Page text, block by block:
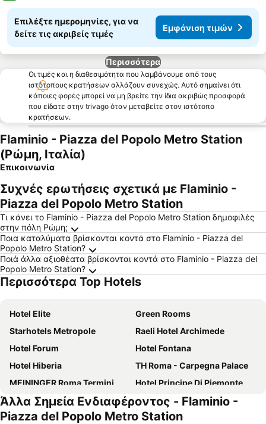
Επιλέξτε ημερομηνίες, για να
δείτε τις ακριβείς τιμές
Εμφάνιση τιμών
Περισσότερα
Οι τιμές και η διαθεσιμότητα που λαμβάνουμε από τους
ιστότοπους κρατήσεων αλλάζουν συνεχώς. Αυτό σημαίνει ότι
κάποιες φορές μπορεί να μη βρείτε την ίδια ακριβώς προσφορά
που είδατε στην trivago όταν μεταβείτε στον ιστότοπο
κρατήσεων.
Flaminio - Piazza del Popolo Metro Station
(Ρώμη, Ιταλία)
Επικοινωνία
Συχνές ερωτήσεις σχετικά με Flaminio -
Piazza del Popolo Metro Station
Τι κάνει το Flaminio - Piazza del Popolo Metro Station δημοφιλές
στην πόλη Ρώμη;
Ποια καταλύματα βρίσκονται κοντά στο Flaminio - Piazza del
Popolo Metro Station?
Ποιά άλλα αξιοθέατα βρίσκονται κοντά στο Flaminio - Piazza del
Popolo Metro Station?
Περισσότερα Top Hotels
Hotel Elite
Green Rooms
Starhotels Metropole
Raeli Hotel Archimede
Hotel Forum
Hotel Fontana
Hotel Hiberia
TH Roma - Carpegna Palace
MEININGER Roma Termini
Hotel Principe Di Piemonte
Hotel Gioberti
Augusta Lucilla Palace
The Republic Hotel
Monti Palace Hotel
Άλλα Σημεία Ενδιαφέροντος - Flaminio -
Piazza del Popolo Metro Station